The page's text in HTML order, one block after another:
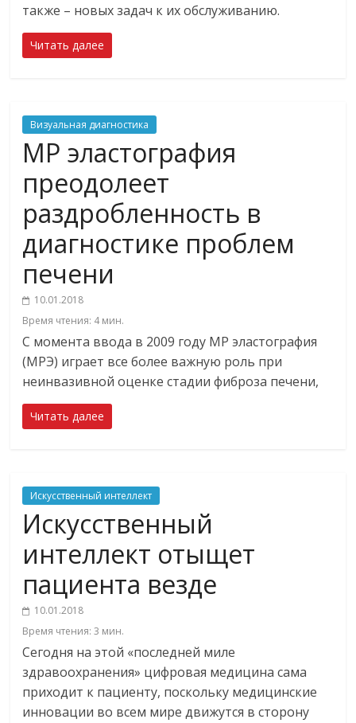
также – новых задач к их обслуживанию.
Читать далее
Визуальная диагностика
МР эластография
преодолеет
раздробленность в
диагностике проблем
печени
10.01.2018
Время чтения: 4 мин.
C момента ввода в 2009 году МР эластография
(МРЭ) играет все более важную роль при
неинвазивной оценке стадии фиброза печени,
Читать далее
Искусственный интеллект
Искусственный
интеллект отыщет
пациента везде
10.01.2018
Время чтения:3 мин.
Сегодня на этой «последней миле
здравоохранения» цифровая медицина сама
приходит к пациенту, поскольку медицинские
инновации во всем мире движутся в сторону